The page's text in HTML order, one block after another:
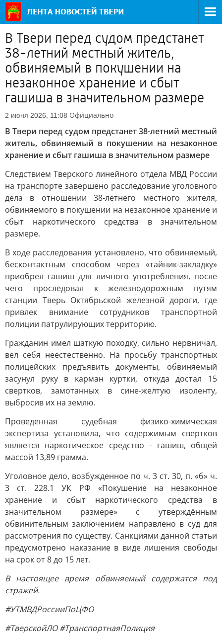
В Твери перед судом предстанет
38-летний местный житель,
обвиняемый в покушении на
незаконное хранение и сбыт
гашиша в значительном размере
2 июня 2026, 11:08 Официально
В Твери перед судом предстанет 38-летний местный
житель, обвиняемый в покушении на незаконное
хранение и сбыт гашиша в значительном размере
Следствием Тверского линейного отдела МВД России
на транспорте завершено расследование уголовного
дела в отношении 38-летнего местного жителя,
обвиняемого в покушении на незаконное хранение и
сбыт наркотического средства в значительном
размере.
В ходе расследования установлено, что обвиняемый,
бесконтактным способом через «тайник-закладку»
приобрел гашиш для личного употребления, после
чего проследовал к железнодорожным путям
станции Тверь Октябрьской железной дороги, где
привлек внимание сотрудников транспортной
полиции патрулирующих территорию.
Гражданин имел шаткую походку, сильно нервничал,
вел себя неестественно. На просьбу транспортных
полицейских предъявить документы, обвиняемый
засунул руку в карман куртки, откуда достал 15
свертков, замотанных в сине-желтую изоленту,
выбросив их на землю.
Проведенная судебная физико-химическая
экспертиза установила, что содержимым свертков
является наркотическое средство - гашиш, общей
массой 13,89 грамма.
Уголовное дело, возбужденное по ч. 3 ст. 30, п. «б» ч.
3 ст. 228.1 УК РФ «Покушение на незаконное
хранение и сбыт наркотического средства в
значительном размере» с утверждённым
обвинительным заключением направлено в суд для
рассмотрения по существу. Санкциями данной статьи
предусмотрено наказание в виде лишения свободы
на срок от 8 до 15 лет.
В настоящее время обвиняемый содержатся под
стражей.
#УТМВДРоссииПоЦФО
#ТверскойЛО #ТранспортнаяПолиция